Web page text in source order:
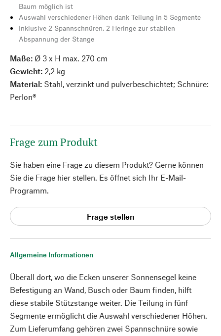
Allgemeine Informationen
Überall dort, wo die Ecken unserer Sonnensegel keine
Befestigung an Wand, Busch oder Baum finden, hilft
diese stabile Stützstange weiter. Die Teilung in fünf
Segmente ermöglicht die Auswahl verschiedener Höhen.
Zum Lieferumfang gehören zwei Spannschnüre sowie
Baum möglich ist
Auswahl verschiedener Höhen dank Teilung in 5 Segmente
Inklusive 2 Spannschnüren, 2 Heringe zur stabilen
Abspannung der Stange
Maße: Ø 3 x H max. 270 cm
Gewicht: 2,2 kg
Material: Stahl, verzinkt und pulverbeschichtet; Schnüre:
Perlon®
Frage zum Produkt
Sie haben eine Frage zu diesem Produkt? Gerne können
Sie die Frage hier stellen. Es öffnet sich Ihr E-Mail-
Programm.
Frage stellen